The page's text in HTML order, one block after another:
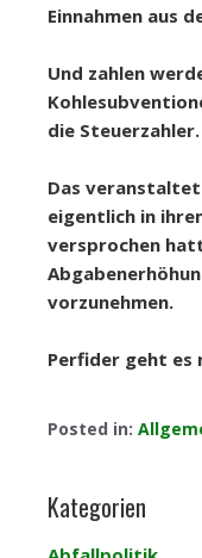
Einnahmen aus
Und zahlen
die Steuerzahler.
Das
eigentlich in
versprochen
vorzunehmen.
Perfider geht es
Posted in:
Kategorien